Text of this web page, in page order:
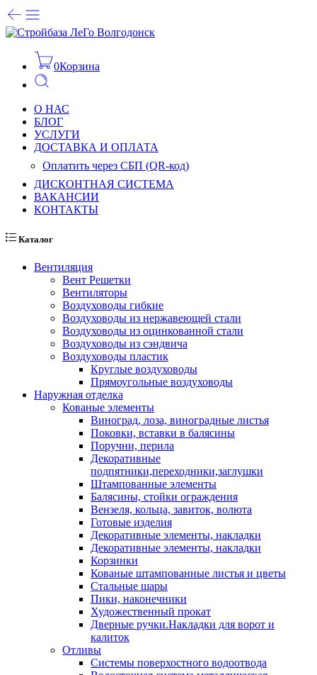
0Корзина
О НАС
БЛОГ
УСЛУГИ
ДОСТАВКА И ОПЛАТА
Оплатить через СБП (QR-код)
ДИСКОНТНАЯ СИСТЕМА
ВАКАНСИИ
КОНТАКТЫ
Каталог
Вентиляция
Вент Решетки
Вентиляторы
Воздуховоды гибкие
Воздуховоды из нержавеющей стали
Воздуховоды из оцинкованной стали
Воздуховоды из сэндвича
Воздуховоды пластик
Круглые воздуховоды
Прямоугольные воздуховоды
Наружная отделка
Кованые элементы
Виноград, лоза, виноградные листья
Поковки, вставки в балясины
Поручни, перила
Декоративные
подпятники,переходники,заглушки
Штампованные элементы
Балясины, стойки ограждения
Вензеля, кольца, завиток, волюта
Готовые изделия
Декоративные элементы, накладки
Декоративные элементы, накладки
Корзинки
Кованые штампованные листья и цветы
Стальные шары
Пики, наконечники
Художественный прокат
Дверные ручки.Накладки для ворот и
калиток
Отливы
Системы поверхостного водоотвода